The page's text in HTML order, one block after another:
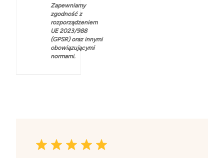
Zapewniamy
zgodność z
rozporządzeniem
UE 2023/988
(GPSR) oraz innymi
obowiązującymi
normami.